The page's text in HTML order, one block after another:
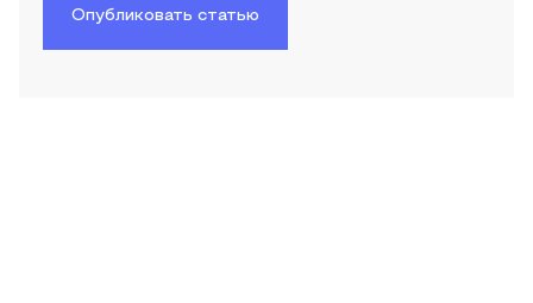
Опубликовать статью